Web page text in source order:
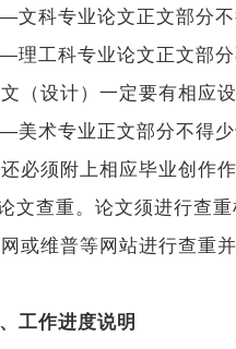
科专业论文正文部分不
工科专业论文正文部分
（设计）一定要有相应设
术专业正文部分不得少
必须附上相应毕业创作作
文查重。论文须进行查
或维普等网站进行查重
工作进度说明